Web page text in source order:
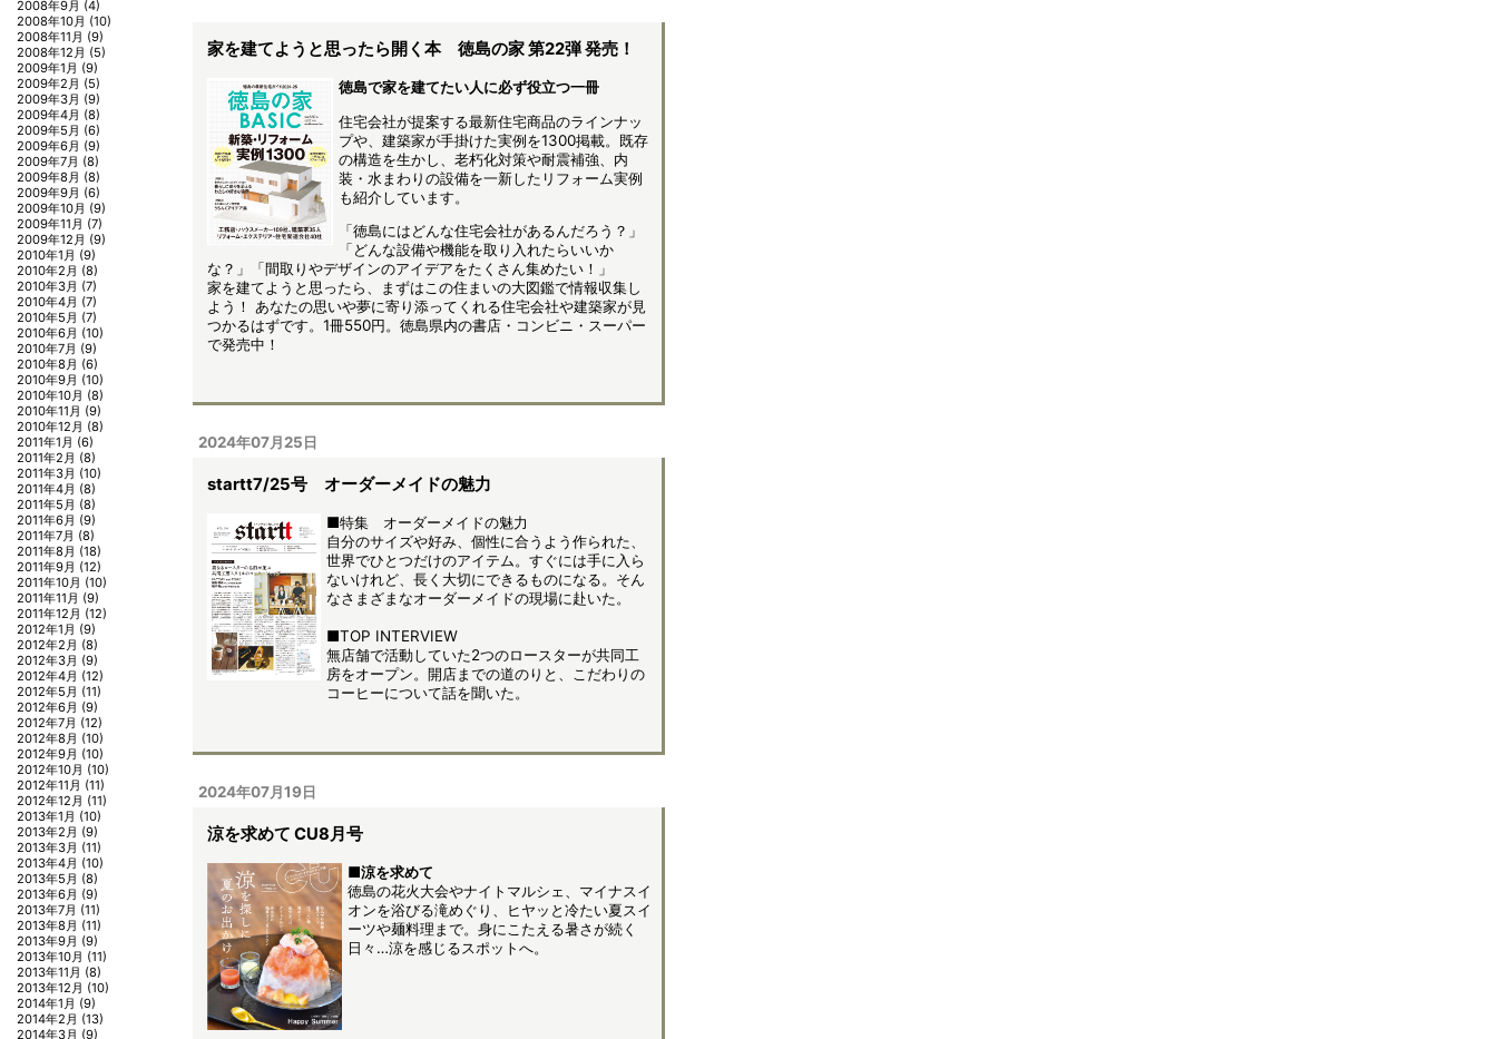
家を建てようと思ったら開く本 徳島の家 第22弾 発売！
徳島で家を建てたい人に必ず役立つ一冊
住宅会社が提案する最新住宅商品のラインナッ
プや、建築家が手掛けた実例を1300掲載。既存
の構造を生かし、老朽化対策や耐震補強、内
装・水まわりの設備を一新したリフォーム実例
も紹介しています。
「徳島にはどんな住宅会社があるんだろう？」
「どんな設備や機能を取り入れたらいいか
な？」「間取りやデザインのアイデアをたくさん集めたい！」
家を建てようと思ったら、まずはこの住まいの大図鑑で情報収集し
よう！ あなたの思いや夢に寄り添ってくれる住宅会社や建築家が見
つかるはずです。1冊550円。徳島県内の書店・コンビニ・スーパー
で発売中！
2024年07月25日
startt7/25号 オーダーメイドの魅力
■特集 オーダーメイドの魅力
自分のサイズや好み、個性に合うよう作られた、
世界でひとつだけのアイテム。すぐには手に入ら
ないけれど、長く大切にできるものになる。そん
なさまざまなオーダーメイドの現場に赴いた。
■TOP INTERVIEW
無店舗で活動していた2つのロースターが共同工
房をオープン。開店までの道のりと、こだわりの
コーヒーについて話を聞いた。
2024年07月19日
涼を求めて CU8月号
■涼を求めて
徳島の花火大会やナイトマルシェ、マイナスイ
オンを浴びる滝めぐり、ヒヤッと冷たい夏スイ
ーツや麺料理まで。身にこたえる暑さが続く
日々…涼を感じるスポットへ。
2008年9月 (4)
2008年10月 (10)
2008年11月 (9)
2008年12月 (5)
2009年1月 (9)
2009年2月 (5)
2009年3月 (9)
2009年4月 (8)
2009年5月 (6)
2009年6月 (9)
2009年7月 (8)
2009年8月 (8)
2009年9月 (6)
2009年10月 (9)
2009年11月 (7)
2009年12月 (9)
2010年1月 (9)
2010年2月 (8)
2010年3月 (7)
2010年4月 (7)
2010年5月 (7)
2010年6月 (10)
2010年7月 (9)
2010年8月 (6)
2010年9月 (10)
2010年10月 (8)
2010年11月 (9)
2010年12月 (8)
2011年1月 (6)
2011年2月 (8)
2011年3月 (10)
2011年4月 (8)
2011年5月 (8)
2011年6月 (9)
2011年7月 (8)
2011年8月 (18)
2011年9月 (12)
2011年10月 (10)
2011年11月 (9)
2011年12月 (12)
2012年1月 (9)
2012年2月 (8)
2012年3月 (9)
2012年4月 (12)
2012年5月 (11)
2012年6月 (9)
2012年7月 (12)
2012年8月 (10)
2012年9月 (10)
2012年10月 (10)
2012年11月 (11)
2012年12月 (11)
2013年1月 (10)
2013年2月 (9)
2013年3月 (11)
2013年4月 (10)
2013年5月 (8)
2013年6月 (9)
2013年7月 (11)
2013年8月 (11)
2013年9月 (9)
2013年10月 (11)
2013年11月 (8)
2013年12月 (10)
2014年1月 (9)
2014年2月 (13)
2014年3月 (9)